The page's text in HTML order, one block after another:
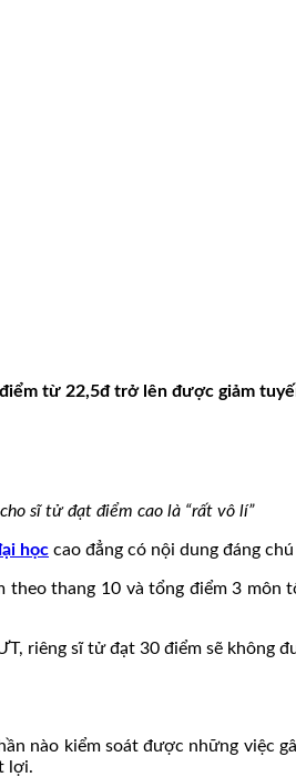
từ 22,5đ trở lên được giảm
sĩ tử đạt điểm cao là “rất vô lí”
học cao đẳng có nội dung đáng
thang 10 và tổng điểm 3
riêng sĩ tử đạt 30 điểm sẽ không
nào kiểm soát được những việc
lợi.